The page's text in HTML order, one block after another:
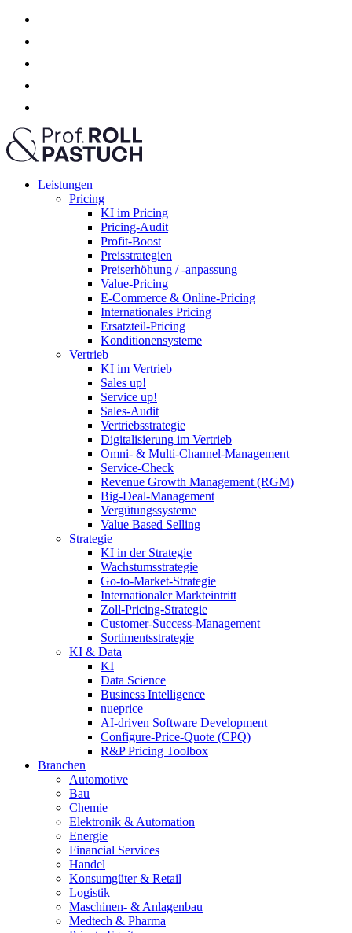
Leistungen
Pricing
KI im Pricing
Pricing-Audit
Profit-Boost
Preisstrategien
Preiserhöhung / -anpassung
Value-Pricing
E-Commerce & Online-Pricing
Internationales Pricing
Ersatzteil-Pricing
Konditionensysteme
Vertrieb
KI im Vertrieb
Sales up!
Service up!
Sales-Audit
Vertriebsstrategie
Digitalisierung im Vertrieb
Omni- & Multi-Channel-Management
Service-Check
Revenue Growth Management (RGM)
Big-Deal-Management
Vergütungssysteme
Value Based Selling
Strategie
KI in der Strategie
Wachstumsstrategie
Go-to-Market-Strategie
Internationaler Markteintritt
Zoll-Pricing-Strategie
Customer-Success-Management
Sortimentsstrategie
KI & Data
KI
Data Science
Business Intelligence
nueprice
AI-driven Software Development
Configure-Price-Quote (CPQ)
R&P Pricing Toolbox
Branchen
Automotive
Bau
Chemie
Elektronik & Automation
Energie
Financial Services
Handel
Konsumgüter & Retail
Logistik
Maschinen- & Anlagenbau
Medtech & Pharma